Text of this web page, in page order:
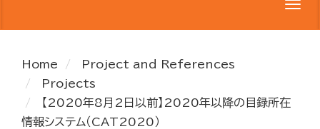
Home
Project and References
Projects
【2020年8月2日以前】2020年以降の目録所在
情報システム（CAT2020）